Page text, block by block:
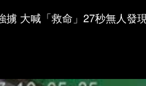
擄 大喊「救命」27秒無人發